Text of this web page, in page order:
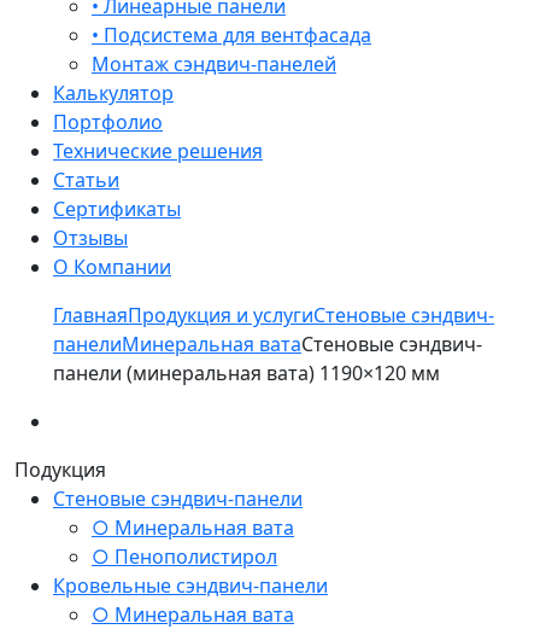
• Линеарные панели
• Подсистема для вентфасада
Монтаж сэндвич-панелей
Калькулятор
Портфолио
Технические решения
Статьи
Сертификаты
Отзывы
О Компании
ГлавнаяПродукция и услугиСтеновые сэндвич-
панелиМинеральная ватаСтеновые сэндвич-
панели (минеральная вата) 1190×120 мм
Подукция
Стеновые сэндвич-панели
○ Минеральная вата
○ Пенополистирол
Кровельные сэндвич-панели
○ Минеральная вата